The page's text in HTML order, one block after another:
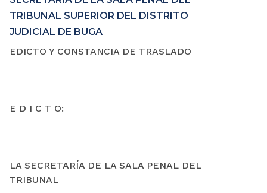
TRIBUNAL SUPERIOR DEL DISTRITO
JUDICIAL DE BUGA
EDICTO Y CONSTANCIA DE TRASLADO
E D I C T O:
LA SECRETARÍA DE LA SALA PENAL DEL
TRIBUNAL